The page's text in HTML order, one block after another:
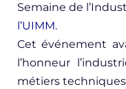
Semaine de
l’UIMM.
Cet événement
l’honneur
métiers